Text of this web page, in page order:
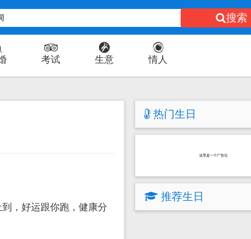
搜索
考试 生意 情人
，好运跟你跑，健康分
热门生日
这里是一个广告位
推荐生日